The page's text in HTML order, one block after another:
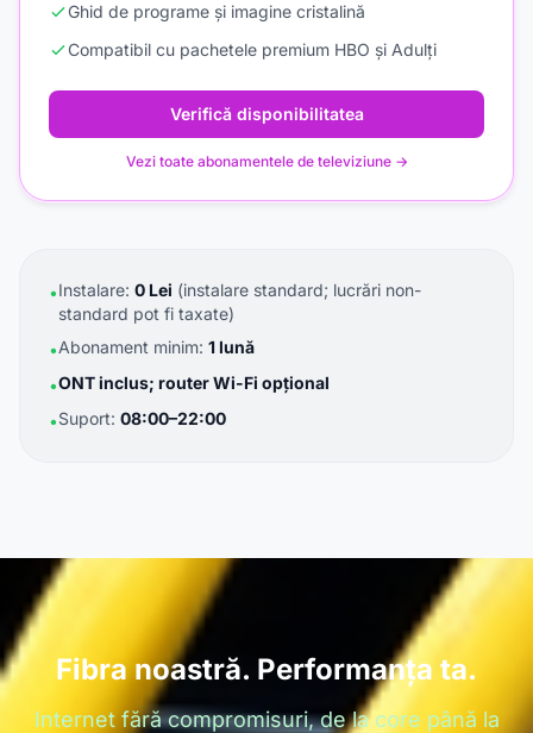
Ghid de programe și imagine cristalină
Compatibil cu pachetele premium HBO și Adulți
Verifică disponibilitatea
Vezi toate abonamentele de televiziune →
•Instalare: 0 Lei (instalare standard; lucrări non-
standard pot fi taxate)
•Abonament minim: 1 lună
•ONT inclus; router Wi-Fi opțional
•Suport: 08:00–22:00
Fibra noastră. Performanța ta.
Internet fără compromisuri, de la core până la